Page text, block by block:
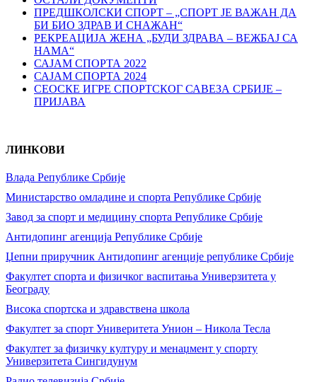
ПРЕДШКОЛСКИ СПОРТ – „СПОРТ ЈЕ ВАЖАН ДА
БИ БИО ЗДРАВ И СНАЖАН“
РЕКРЕАЦИЈА ЖЕНА „БУДИ ЗДРАВА – ВЕЖБАЈ СА
НАМА“
САЈАМ СПОРТА 2022
САЈАМ СПОРТА 2024
СЕОСКЕ ИГРЕ СПОРТСКОГ САВЕЗА СРБИЈЕ –
ПРИЈАВА
ЛИНКОВИ
Влада Републике Србије
Министарство омладине и спорта Републике Србије
Завод за спорт и медицину спорта Републике Србије
Антидопинг агенција Републике Србије
Џепни приручник Антидопинг агенције републике Србије
Факултет спорта и физичког васпитања Универзитета у
Београду
Висока спортска и здравствена школа
Факултет за спорт Универитета Унион – Никола Тесла
Факултет за физичку културу и менаџмент у спорту
Универзитета Сингидунум